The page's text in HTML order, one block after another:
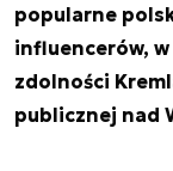
popularne
influencerów,
zdolności
publicznej nad